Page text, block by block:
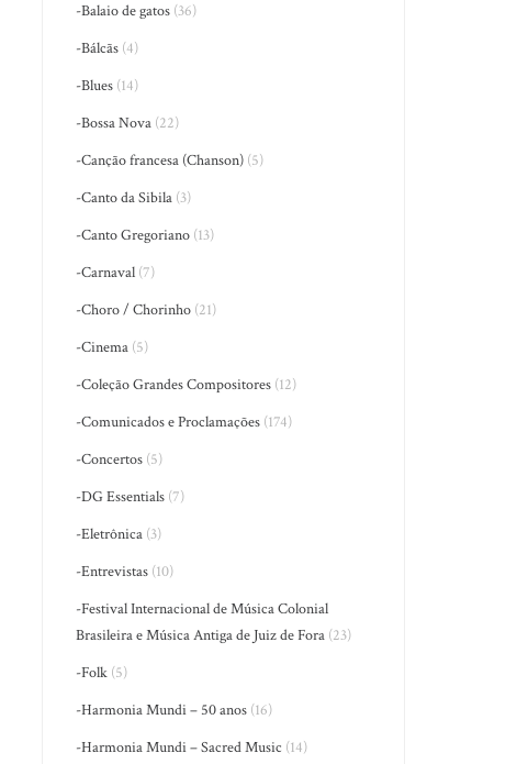
-Balaio de gatos (36)
-Bálcãs (4)
-Blues (14)
-Bossa Nova (22)
-Canção francesa (Chanson) (5)
-Canto da Sibila (3)
-Canto Gregoriano (13)
-Carnaval (7)
-Choro / Chorinho (21)
-Cinema (5)
-Coleção Grandes Compositores (12)
-Comunicados e Proclamações (174)
-Concertos (5)
-DG Essentials (7)
-Eletrônica (3)
-Entrevistas (10)
-Festival Internacional de Música Colonial
Brasileira e Música Antiga de Juiz de Fora (23)
-Folk (5)
-Harmonia Mundi – 50 anos (16)
-Harmonia Mundi – Sacred Music (14)